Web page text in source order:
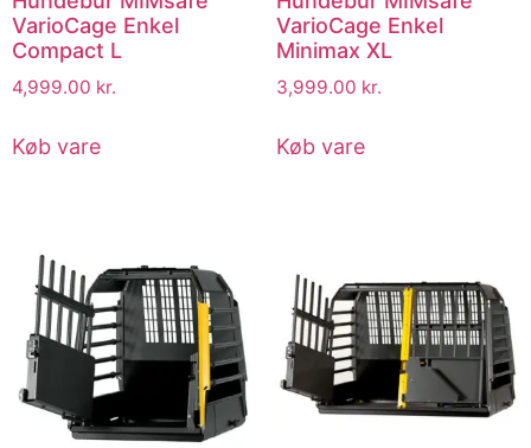
VarioCage Enkel
Compact L
4,999.00 kr.
Køb vare
VarioCage Enkel
Minimax XL
3,999.00 kr.
Køb vare